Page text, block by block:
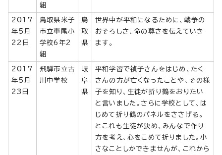
組
2017
年5月
22日
鳥取県米子
市立車尾小
学校6年2
組
鳥
取
県
世界中が平和になるために、戦争の
おそろしさ、命の尊さを伝えていき
ます。
2017
年5月
23日
飛騨市立古
川中学校
岐
阜
県
平和学習で禎子さんをはじめ、たく
さんの方が亡くなったことや、その様
子を知り、生徒が折り鶴をおりたい
と言いました。さらに学校として、は
じめて折り鶴のパネルをささげる。
とこれも生徒が決め、みんなで作り
方を考え、心をこめて折りました。小
さなことしかできませんが、これから